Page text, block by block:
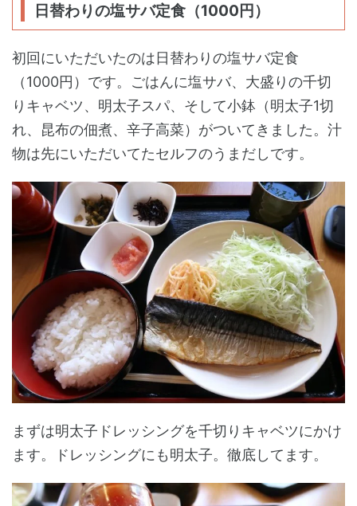
日替わりの塩サバ定食（1000円）
初回にいただいたのは日替わりの塩サバ定食
（1000円）です。ごはんに塩サバ、大盛りの千切
りキャベツ、明太子スパ、そして小鉢（明太子1切
れ、昆布の佃煮、辛子高菜）がついてきました。汁
物は先にいただいてたセルフのうまだしです。
まずは明太子ドレッシングを千切りキャベツにかけ
ます。ドレッシングにも明太子。徹底してます。